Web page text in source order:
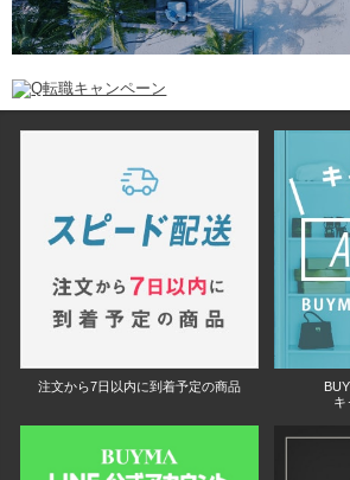
注文から7日以内に到着予定の商品
キ